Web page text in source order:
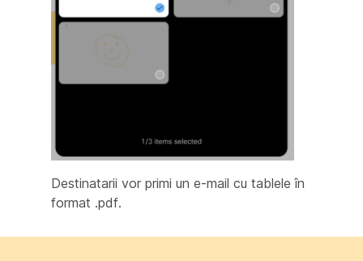
Destinatarii vor primi un e-mail cu tablele în
format .pdf.